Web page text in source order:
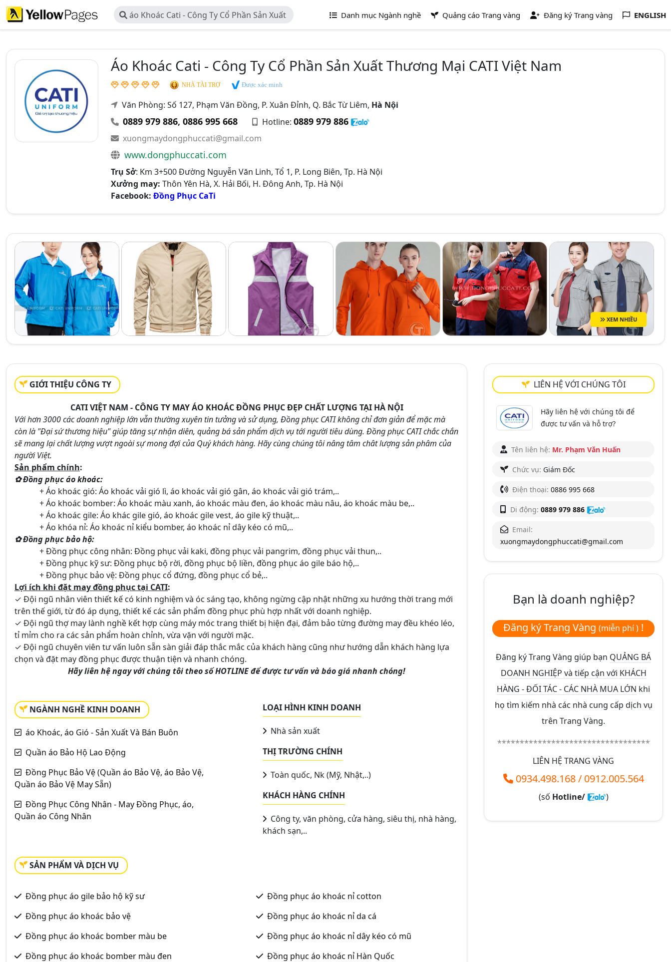
áo Khoác Cati - Công Ty Cổ Phần Sản Xuất
Thương Mại CATI Việt Nam
Danh mục Ngành nghề Quảng cáo Trang vàng Đăng ký Trang vàng ENGLISH
Áo Khoác Cati - Công Ty Cổ Phần Sản Xuất Thương Mại CATI Việt Nam
NHÀ TÀI TRỢ Được xác minh
Văn Phòng: Số 127, Phạm Văn Đồng, P. Xuân Đỉnh, Q. Bắc Từ Liêm, Hà Nội
0889 979 886, 0886 995 668 Hotline: 0889 979 886
xuongmaydongphuccati@gmail.com
www.dongphuccati.com
Trụ Sở: Km 3+500 Đường Nguyễn Văn Linh, Tổ 1, P. Long Biên, Tp. Hà Nội
Xưởng may: Thôn Yên Hà, X. Hải Bối, H. Đông Anh, Tp. Hà Nội
Facebook: Đồng Phục CaTi
XEM NHIỀU
GIỚI THIỆU CÔNG TY
CATI VIỆT NAM - CÔNG TY MAY ÁO KHOÁC ĐỒNG PHỤC ĐẸP CHẤT LƯỢNG TẠI HÀ NỘI
Với hơn 3000 các doanh nghiệp lớn vẫn thường xuyên tin tưởng và sử dụng, Đồng phục CATI không chỉ đơn giản để mặc mà
còn là "Đại sứ thương hiệu" giúp tăng sự nhận diên, quảng bá sản phẩm dịch vụ tới người tiêu dùng. Đồng phục CATI chắc chắn
sẽ mang lại chất lượng vượt ngoài sự mong đợi của Quý khách hàng. Hãy cùng chúng tôi nâng tâm chât lượng sản phâm của
người Việt.
Sản phẩm chính:
✿ Đồng phục áo khoác:
+ Áo khoác gió: Áo khoác vải gió lì, áo khoác vải gió gân, áo khoác vải gió trám,..
+ Áo khoác bomber: Áo khoác màu xanh, áo khoác màu đen, áo khoác màu nâu, áo khoác màu be,..
+ Áo khoác gile: Áo khác gile gió, áo khoác gile vest, áo gile kỹ thuật,..
+ Áo khóa nỉ: Áo khoác nỉ kiểu bomber, áo khoác nỉ dây kéo có mũ,..
✿ Đồng phục bảo hộ:
+ Đồng phục công nhân: Đồng phục vải kaki, đồng phục vải pangrim, đồng phục vải thun,..
+ Đồng phục kỹ sư: Đồng phục bộ rời, đồng phục bộ liền, đồng phục áo gile báo hộ,..
+ Đồng phục bảo vệ: Đồng phục cổ đứng, đồng phục cổ bẻ,..
Lợi ích khi đặt may đồng phục tại CATI:
✓ Đội ngũ nhân viên thiết kế có kinh nghiệm và óc sáng tạo, không ngừng cập nhật những xu hướng thời trang mới
trên thế giới, từ đó áp dụng, thiết kế các sản phẩm đồng phục phù hợp nhất với doanh nghiệp.
✓ Đội ngũ thợ may lành nghề kết hợp cùng máy móc trang thiết bị hiện đại, đảm bảo từng đường may đều khéo léo,
tỉ mỉm cho ra các sản phẩm hoàn chỉnh, vừa vặn với người mặc.
✓ Đội ngũ chuyên viên tư vấn luôn sẵn sàn giải đáp thắc mắc của khách hàng cũng như hướng dẫn khách hàng lựa
chọn và đặt may đồng phục được thuận tiện và nhanh chóng.
Hãy liên hệ ngay với chúng tôi theo số HOTLINE để được tư vấn và báo giá nhanh chóng!
NGÀNH NGHỀ KINH DOANH
áo Khoác, áo Gió - Sản Xuất Và Bán Buôn
Quần áo Bảo Hộ Lao Động
Đồng Phục Bảo Vệ (Quần áo Bảo Vệ, áo Bảo Vệ,
Quần áo Bảo Vệ May Sẵn)
Đồng Phục Công Nhân - May Đồng Phục, áo,
Quần áo Công Nhân
LOẠI HÌNH KINH DOANH
Nhà sản xuất
THỊ TRƯỜNG CHÍNH
Toàn quốc, Nk (Mỹ, Nhật,..)
KHÁCH HÀNG CHÍNH
Công ty, văn phòng, cửa hàng, siêu thị, nhà hàng,
khách sạn,..
SẢN PHẨM VÀ DỊCH VỤ
Đồng phục áo gile bảo hộ kỹ sư
Đồng phục áo khoác bảo vệ
Đồng phục áo khoác bomber màu be
Đồng phục áo khoác bomber màu đen
Đồng phục áo khoác nỉ cotton
Đồng phục áo khoác nỉ da cá
Đồng phục áo khoác nỉ dây kéo có mũ
Đồng phục áo khoác nỉ Hàn Quốc
LIÊN HỆ VỚI CHÚNG TÔI
Hãy liên hệ với chúng tôi để
được tư vấn và hỗ trợ?
Tên liên hệ: Mr. Phạm Văn Huấn
Chức vụ: Giám Đốc
Điện thoại: 0886 995 668
Di động: 0889 979 886
Email:
xuongmaydongphuccati@gmail.com
Bạn là doanh nghiệp?
Đăng ký Trang Vàng (miễn phí ) !
Đăng ký Trang Vàng giúp bạn QUẢNG BÁ
DOANH NGHIỆP và tiếp cận với KHÁCH
HÀNG - ĐỐI TÁC - CÁC NHÀ MUA LỚN khi
họ tìm kiếm nhà các nhà cung cấp dịch vụ
trên Trang Vàng.
**********************************
LIÊN HỆ TRANG VÀNG
0934.498.168/ 0912.005.564
(số Hotline/ )